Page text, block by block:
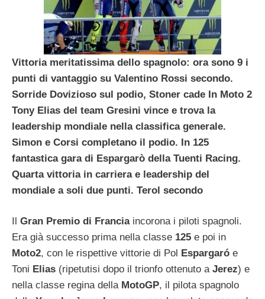
Vittoria meritatissima dello spagnolo: ora sono 9 i
punti di vantaggio su Valentino Rossi secondo.
Sorride Dovizioso sul podio, Stoner cade In Moto 2
Tony Elias del team Gresini vince e trova la
leadership mondiale nella classifica generale.
Simon e Corsi completano il podio. In 125
fantastica gara di Espargarò della Tuenti Racing.
Quarta vittoria in carriera e leadership del
mondiale a soli due punti. Terol secondo
Il Gran Premio di Franciaincorona i piloti spagnoli.
Era già successo prima nella classe 125 e poi in
Moto2, con le rispettive vittorie di Pol Espargaró e
Toni Elias (ripetutisi dopo il trionfo ottenuto a Jerez) e
nella classe regina della MotoGP, il pilota spagnolo